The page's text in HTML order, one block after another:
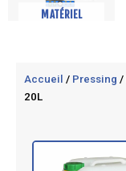
MATÉRIEL
Accueil / Pressing /
20L